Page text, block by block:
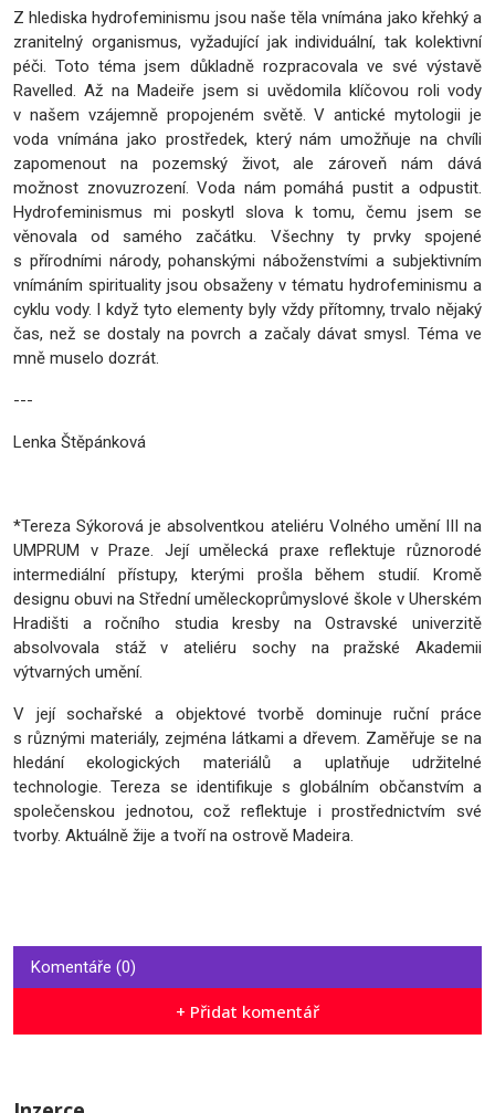
Z hlediska hydrofeminismu jsou naše těla vnímána jako křehký a
zranitelný organismus, vyžadující jak individuální, tak kolektivní
péči. Toto téma jsem důkladně rozpracovala ve své výstavě
Ravelled. Až na Madeiře jsem si uvědomila klíčovou roli vody
v našem vzájemně propojeném světě. V antické mytologii je
voda vnímána jako prostředek, který nám umožňuje na chvíli
zapomenout na pozemský život, ale zároveň nám dává
možnost znovuzrození. Voda nám pomáhá pustit a odpustit.
Hydrofeminismus mi poskytl slova k tomu, čemu jsem se
věnovala od samého začátku. Všechny ty prvky spojené
s přírodními národy, pohanskými náboženstvími a subjektivním
vnímáním spirituality jsou obsaženy v tématu hydrofeminismu a
cyklu vody. I když tyto elementy byly vždy přítomny, trvalo nějaký
čas, než se dostaly na povrch a začaly dávat smysl. Téma ve
mně muselo dozrát.
---
Lenka Štěpánková
*Tereza Sýkorová je absolventkou ateliéru Volného umění III na
UMPRUM v Praze. Její umělecká praxe reflektuje různorodé
intermediální přístupy, kterými prošla během studií. Kromě
designu obuvi na Střední uměleckoprůmyslové škole v Uherském
Hradišti a ročního studia kresby na Ostravské univerzitě
absolvovala stáž v ateliéru sochy na pražské Akademii
výtvarných umění.
V její sochařské a objektové tvorbě dominuje ruční práce
s různými materiály, zejména látkami a dřevem. Zaměřuje se na
hledání ekologických materiálů a uplatňuje udržitelné
technologie. Tereza se identifikuje s globálním občanstvím a
společenskou jednotou, což reflektuje i prostřednictvím své
tvorby. Aktuálně žije a tvoří na ostrově Madeira.
Komentáře (0)
+ Přidat komentář